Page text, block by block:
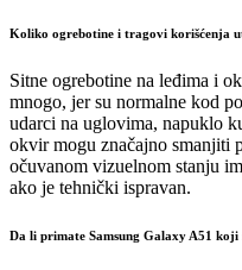
Koliko ogrebotine i tragovi korišćenja
Sitne ogrebotine na leđima i
mnogo, jer su normalne kod
udarci na uglovima, napuklo
okvir mogu značajno smanjiti
očuvanom vizuelnom stanju
ako je tehnički ispravan.
Da li primate Samsung Galaxy A51